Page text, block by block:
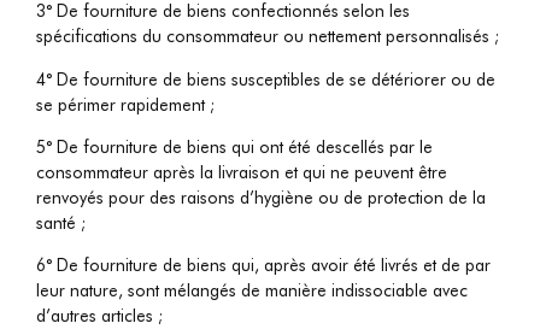
3° De fourniture de biens confectionnés selon les
spécifications du consommateur ou nettement personnalisés ;
4° De fourniture de biens susceptibles de se détériorer ou de
se périmer rapidement ;
5° De fourniture de biens qui ont été descellés par le
consommateur après la livraison et qui ne peuvent être
renvoyés pour des raisons d’hygiène ou de protection de la
santé ;
6° De fourniture de biens qui, après avoir été livrés et de par
leur nature, sont mélangés de manière indissociable avec
d’autres articles ;